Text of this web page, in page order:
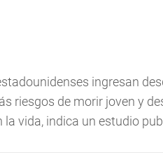
ingresan
riesgos de morir joven y
vida, indica un estudio